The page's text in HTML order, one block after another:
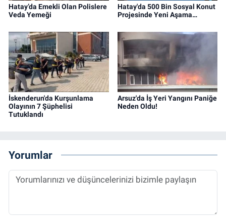
Hatay’da Emekli Olan Polislere
Veda Yemeği
Hatay'da 500 Bin Sosyal Konut
Projesinde Yeni Aşama…
İskenderun'da Kurşunlama
Olayının 7 Şüphelisi
Tutuklandı
Arsuz'da İş Yeri Yangını Paniğe
Neden Oldu!
Yorumlar